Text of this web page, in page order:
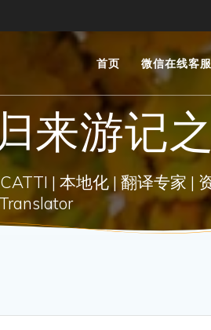
首页 微信在线客服
来游记
| 本地化 | 翻译专家 |
Translator